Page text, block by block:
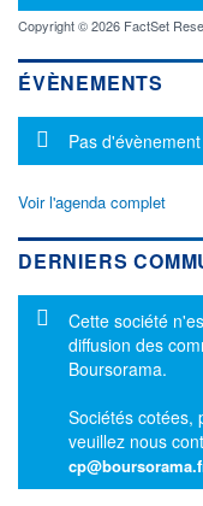
Copyright © 2026 FactSet
ÉVÈNEMENTS
Message
Pas
Voir l'agenda complet
DERNIERS
Message
Cette société
diffusion des
Boursorama.
Sociétés cotées,
veuillez nous